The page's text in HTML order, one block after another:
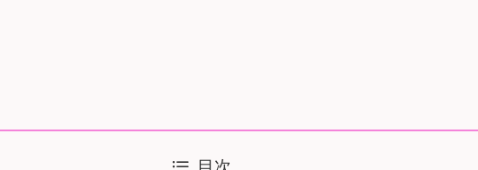
目次